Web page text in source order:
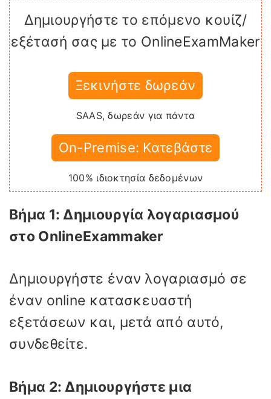
Δημιουργήστε το επόμενο κουίζ/
εξέτασή σας με το OnlineExamMaker
Ξεκινήστε δωρεάν
SAAS, δωρεάν για πάντα
On-Premise: Κατεβάστε
100% ιδιοκτησία δεδομένων
Βήμα 1: Δημιουργία λογαριασμού
στο OnlineExammaker
Δημιουργήστε έναν λογαριασμό σε
έναν online κατασκευαστή
εξετάσεων και, μετά από αυτό,
συνδεθείτε.
Βήμα 2: Δημιουργήστε μια